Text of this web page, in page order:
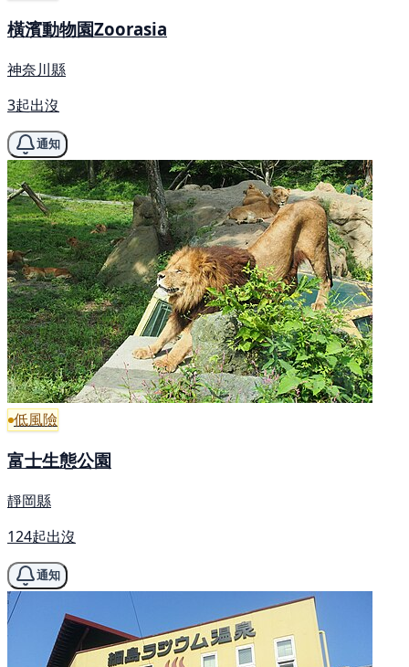
橫濱動物園Zoorasia
神奈川縣
3起出沒
通知
低風險
富士生態公園
靜岡縣
124起出沒
通知